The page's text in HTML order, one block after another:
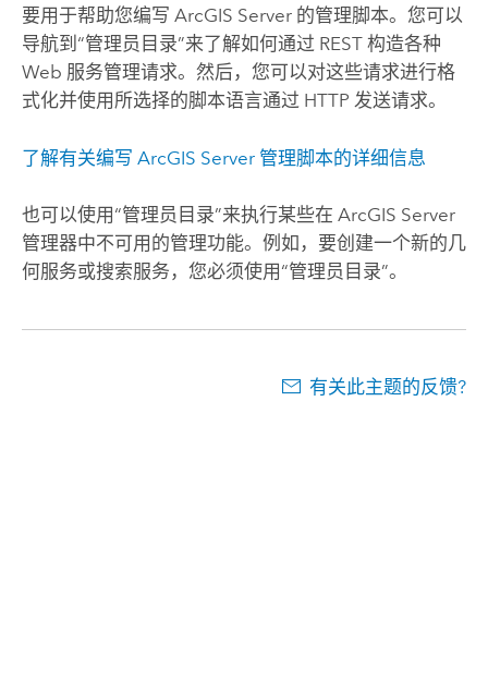
要用于帮助您编写 ArcGIS Server 的管理脚本。您可以
导航到“管理员目录”来了解如何通过 REST 构造各种
Web 服务管理请求。然后，您可以对这些请求进行格
式化并使用所选择的脚本语言通过 HTTP 发送请求。
了解有关编写 ArcGIS Server 管理脚本的详细信息
也可以使用“管理员目录”来执行某些在 ArcGIS Server
管理器中不可用的管理功能。例如，要创建一个新的几
何服务或搜索服务，您必须使用“管理员目录”。
有关此主题的反馈?